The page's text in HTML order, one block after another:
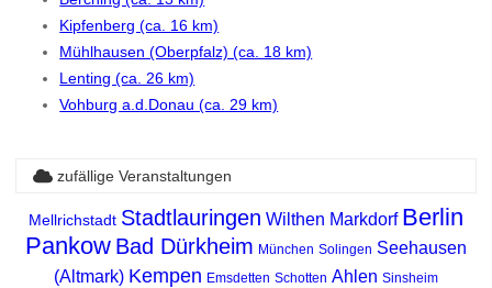
Kipfenberg (ca. 16 km)
Mühlhausen (Oberpfalz) (ca. 18 km)
Lenting (ca. 26 km)
Vohburg a.d.Donau (ca. 29 km)
zufällige Veranstaltungen
Mellrichstadt Stadtlauringen Wilthen Markdorf Berlin
Pankow Bad Dürkheim München Solingen Seehausen
(Altmark) Kempen Emsdetten Schotten Ahlen Sinsheim